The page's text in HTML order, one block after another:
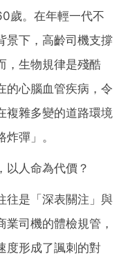
歲。在年輕一代不
景下，高齡司機支撐
，生物規律是殘酷
的心腦血管疾病，令
複雜多變的道路環境
彈」。
以人命為代價？
往是「深表關注」與
業司機的體檢規管，
度形成了諷刺的對